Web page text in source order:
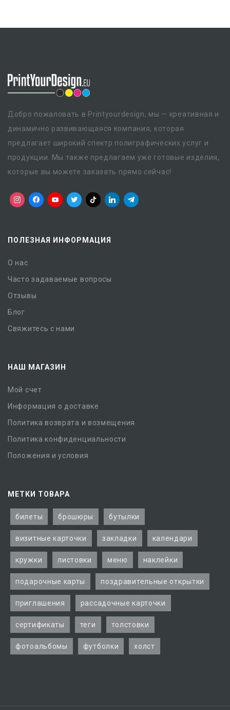
Добро пожаловать в Printyourdesign, мы — креативная и
динамично развивающаяся компания, которая
предлагает широкий спектр полиграфических услуг и
продукции. Мы также предлагаем уже готовые изделия,
которые вы можете заказать прямо сейчас!
instagramfacebookyoutubetwittertiktoklinkedintelegram
ПОЛЕЗНАЯ ИНФОРМАЦИЯ
О нас
Часто задаваемые вопросы
Отзывы
Блог
Свяжитесь с нами
НАШ МАГАЗИН
Мой счет
Информация о доставке
Политика возврата и возмещения
Политика конфиденциальности
Положения и условия
МЕТКИ ТОВАРА
билеты брошюры бутылки
визитные карточки закладки календари
кружки листовки меню наклейки
подарочные карты поздравительные открытки
приглашения рассадочные карточки
сертификаты теги толстовки
фотоальбомы футболки холст